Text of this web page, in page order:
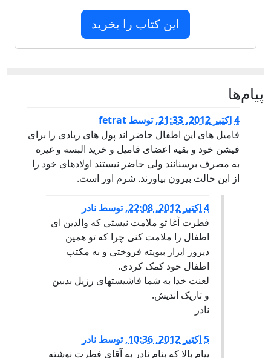
این کتاب را بخرید
پيام‌ها
4 اكتبر 2012, 21:33 ,توسط fetrat
فامیل های این اطفال حاضر اند پول های زیادی را برای
فیشن خود و بقیه اعضای فامیل و خرید البسه و غیره
به مصرف برسنانند ولی حاضر نیستند اولادهای خود را
از این حالت بیرون بیاورند. شرم اور است.
4 اكتبر 2012, 22:08 ,توسط نادر
فطرت آغا تو ملامت نیستی که والدین ای
اطفال را ملامت کنی چرا که تو همین
دیروز ایزار ببویته فروختی و به مکتب
اطفال خود کمک کردی.
لعنت خدا به شما فاشیستهای رزیل بدبین
و تاریک اندیش.
نادر
5 اكتبر 2012, 10:36 ,توسط نادر
پیام بالا که بنام نادر به آقای فطرت نوشته